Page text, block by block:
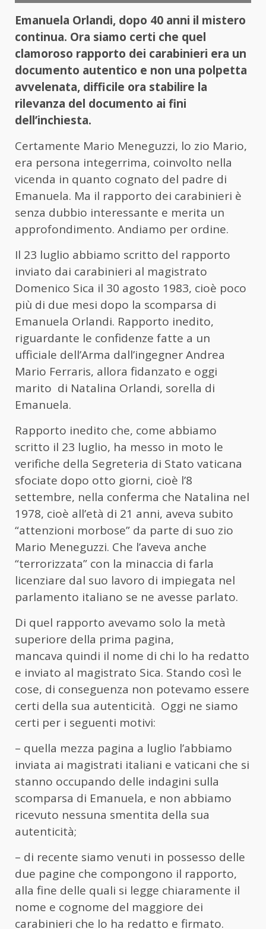
Emanuela Orlandi, dopo 40 anni il mistero
continua. Ora siamo certi che quel
clamoroso rapporto dei carabinieri era un
documento autentico e non una polpetta
avvelenata, difficile ora stabilire la
rilevanza del documento ai fini
dell’inchiesta.
Certamente Mario Meneguzzi, lo zio Mario,
era persona integerrima, coinvolto nella
vicenda in quanto cognato del padre di
Emanuela. Ma il rapporto dei carabinieri è
senza dubbio interessante e merita un
approfondimento. Andiamo per ordine.
Il 23 luglio abbiamo scritto del rapporto
inviato dai carabinieri al magistrato
Domenico Sica il 30 agosto 1983, cioè poco
più di due mesi dopo la scomparsa di
Emanuela Orlandi. Rapporto inedito,
riguardante le confidenze fatte a un
ufficiale dell’Arma dall’ingegner Andrea
Mario Ferraris, allora fidanzato e oggi
marito di Natalina Orlandi, sorella di
Emanuela.
Rapporto inedito che, come abbiamo
scritto il 23 luglio, ha messo in moto le
verifiche della Segreteria di Stato vaticana
sfociate dopo otto giorni, cioè l’8
settembre, nella conferma che Natalina nel
1978, cioè all’età di 21 anni, aveva subito
“attenzioni morbose” da parte di suo zio
Mario Meneguzzi. Che l’aveva anche
“terrorizzata” con la minaccia di farla
licenziare dal suo lavoro di impiegata nel
parlamento italiano se ne avesse parlato.
Di quel rapporto avevamo solo la metà
superiore della prima pagina,
mancava quindi il nome di chi lo ha redatto
e inviato al magistrato Sica. Stando così le
cose, di conseguenza non potevamo essere
certi della sua autenticità. Oggi ne siamo
certi per i seguenti motivi:
– quella mezza pagina a luglio l’abbiamo
inviata ai magistrati italiani e vaticani che si
stanno occupando delle indagini sulla
scomparsa di Emanuela, e non abbiamo
ricevuto nessuna smentita della sua
autenticità;
– di recente siamo venuti in possesso delle
due pagine che compongono il rapporto,
alla fine delle quali si legge chiaramente il
nome e cognome del maggiore dei
carabinieri che lo ha redatto e firmato.